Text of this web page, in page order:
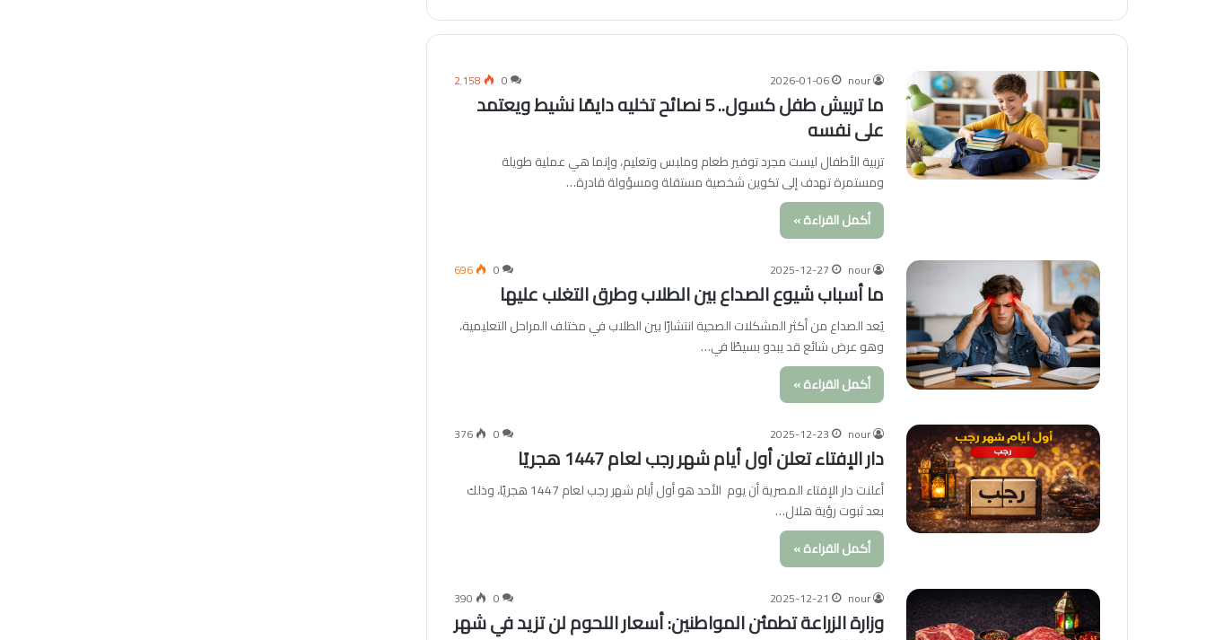
nour
2026-01-06
0 2٬158
ما تربيش طفل كسول.. 5 نصائح تخليه دايمًا نشيط ويعتمد
على نفسه
تربية الأطفال ليست مجرد توفير طعام وملبس وتعليم، وإنما هي عملية طويلة
ومستمرة تهدف إلى تكوين شخصية مستقلة ومسؤولة قادرة…
أكمل القراءة »
nour
2025-12-27
0
696
ما أسباب شيوع الصداع بين الطلاب وطرق التغلب عليها
يُعد الصداع من أكثر المشكلات الصحية انتشارًا بين الطلاب في مختلف المراحل التعليمية،
وهو عرض شائع قد يبدو بسيطًا في…
أكمل القراءة »
nour
2025-12-23
0
376
دار الإفتاء تعلن أول أيام شهر رجب لعام 1447 هجريًا
أعلنت دار الإفتاء المصرية أن يوم الأحد هو أول أيام شهر رجب لعام 1447 هجريًا، وذلك
بعد ثبوت رؤية هلال…
أكمل القراءة »
nour
2025-12-21
0
390
وزارة الزراعة تطمئن المواطنين: أسعار اللحوم لن تزيد في شهر